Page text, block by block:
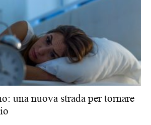
una nuova strada per tornare